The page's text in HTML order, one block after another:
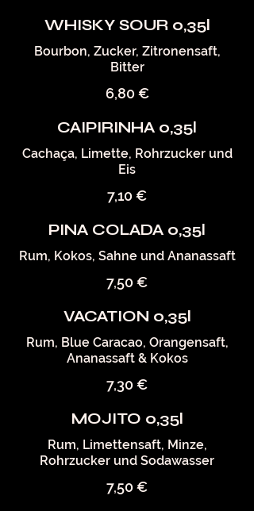
WHISKY SOUR 0,35l
Bourbon, Zucker, Zitronensaft,
Bitter
6,80 €
CAIPIRINHA 0,35l
Cachaça, Limette, Rohrzucker und
Eis
7,10 €
PINA COLADA 0,35l
Rum, Kokos, Sahne und Ananassaft
7,50 €
VACATION 0,35l
Rum, Blue Caracao, Orangensaft,
Ananassaft & Kokos
7,30 €
MOJITO 0,35l
Rum, Limettensaft, Minze,
Rohrzucker und Sodawasser
7,50 €